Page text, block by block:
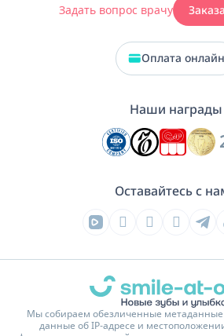
Задать вопрос врачу
Оплата онлайн
Наши награды
Оставайтесь с
Мы собираем обезличенные метаданные
данные об IP-адресе и